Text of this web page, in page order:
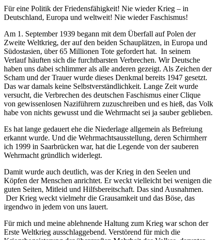
Für eine Politik der Friedensfähigkeit! Nie wieder Krieg – in
Deutschland, Europa und weltweit! Nie wieder Faschismus!
Am 1. September 1939 begann mit dem Überfall auf Polen der
Zweite Weltkrieg, der auf den beiden Schauplätzen, in Europa und
Südostasien, über 65 Millionen Tote gefordert hat. In seinem
Verlauf häuften sich die furchtbarsten Verbrechen. Wir Deutsche
haben uns dabei schlimmer als alle anderen gezeigt. Als Zeichen der
Scham und der Trauer wurde dieses Denkmal bereits 1947 gesetzt.
Das war damals keine Selbstverständlichkeit. Lange Zeit wurde
versucht, die Verbrechen des deutschen Faschismus einer Clique
von gewissenlosen Naziführern zuzuschreiben und es hieß, das Volk
habe von nichts gewusst und die Wehrmacht sei ja sauber geblieben.
Es hat lange gedauert ehe die Niederlage allgemein als Befreiung
erkannt wurde. Und die Wehrmachtsausstellung, deren Schirmherr
ich 1999 in Saarbrücken war, hat die Legende von der sauberen
Wehrmacht gründlich widerlegt.
Damit wurde auch deutlich, was der Krieg in den Seelen und
Köpfen der Menschen anrichtet. Er weckt vielleicht bei wenigen die
guten Seiten, Mitleid und Hilfsbereitschaft. Das sind Ausnahmen.
Der Krieg weckt vielmehr die Grausamkeit und das Böse, das
irgendwo in jedem von uns lauert.
Für mich und meine ablehnende Haltung zum Krieg war schon der
Erste Weltkrieg ausschlaggebend. Verstörend für mich die